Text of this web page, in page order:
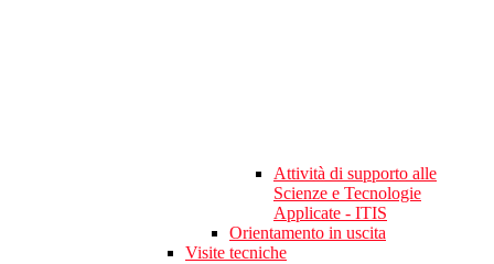
Attività di supporto alle
Scienze e Tecnologie
Applicate - ITIS
Orientamento in uscita
Visite tecniche